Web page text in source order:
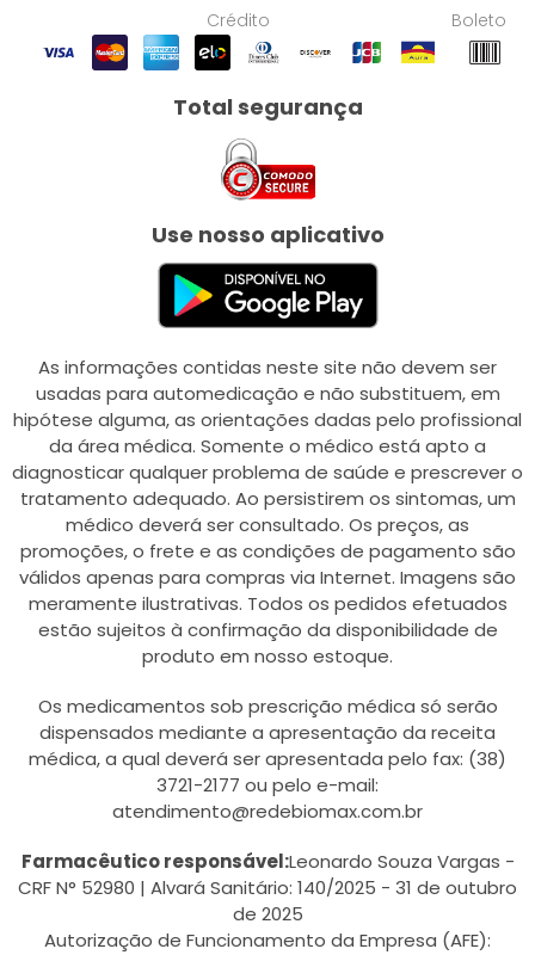
Crédito Boleto
Total segurança
Use nosso aplicativo
As informações contidas neste site não devem ser
usadas para automedicação e não substituem, em
hipótese alguma, as orientações dadas pelo profissional
da área médica. Somente o médico está apto a
diagnosticar qualquer problema de saúde e prescrever o
tratamento adequado. Ao persistirem os sintomas, um
médico deverá ser consultado. Os preços, as
promoções, o frete e as condições de pagamento são
válidos apenas para compras via Internet. Imagens são
meramente ilustrativas. Todos os pedidos efetuados
estão sujeitos à confirmação da disponibilidade de
produto em nosso estoque.
Os medicamentos sob prescrição médica só serão
dispensados mediante a apresentação da receita
médica, a qual deverá ser apresentada pelo fax: (38)
3721-2177 ou pelo e-mail:
atendimento@redebiomax.com.br
Farmacêutico responsável:Leonardo Souza Vargas -
CRF N° 52980 | Alvará Sanitário: 140/2025 - 31 de outubro
de 2025
Autorização de Funcionamento da Empresa (AFE):